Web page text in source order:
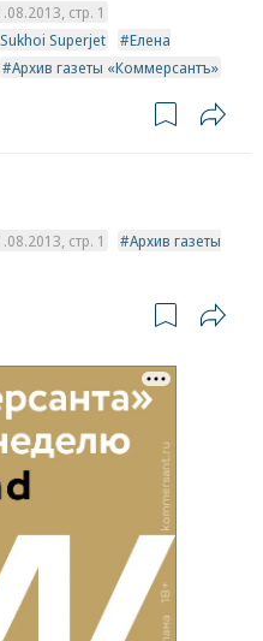
стр. 1
Superjet
Елена
Архив газеты «Коммерсантъ»
стр. 1
Архив газеты